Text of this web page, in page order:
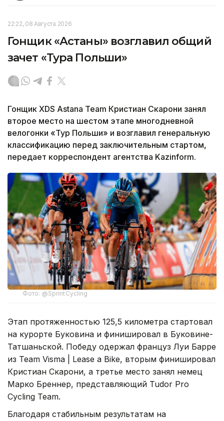
22:22, 08 Августа 2026
Гонщик «Астаны» возглавил общий
зачет «Тура Польши»
Гонщик XDS Astana Team Кристиан Скарони занял
второе место на шестом этапе многодневной
велогонки «Тур Польши» и возглавил генеральную
классификацию перед заключительным стартом,
передает корреспондент агентства Kazinform.
Фото: @SprintCycling
Этап протяженностью 125,5 километра стартовал
на курорте Буковина и финишировал в Буковине-
Татшаньской. Победу одержал француз Луи Барре
из Team Visma | Lease a Bike, вторым финишировал
Кристиан Скарони, а третье место занял немец
Марко Бреннер, представляющий Tudor Pro
Cycling Team.
Благодаря стабильным результатам на